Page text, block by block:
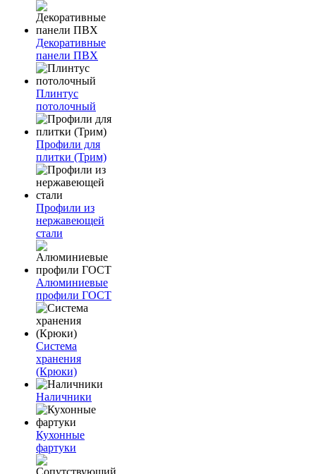
Декоративные
панели ПВХ
Плинтус
потолочный
Профили для
плитки (Трим)
Профили из
нержавеющей
стали
Алюминиевые
профили ГОСТ
Система
хранения
(Крюки)
Наличники
Кухонные
фартуки